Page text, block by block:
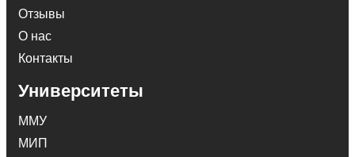
Отзывы
О нас
Контакты
Университеты
ММУ
МИП